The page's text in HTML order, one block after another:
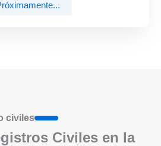
civiles
Civiles en la